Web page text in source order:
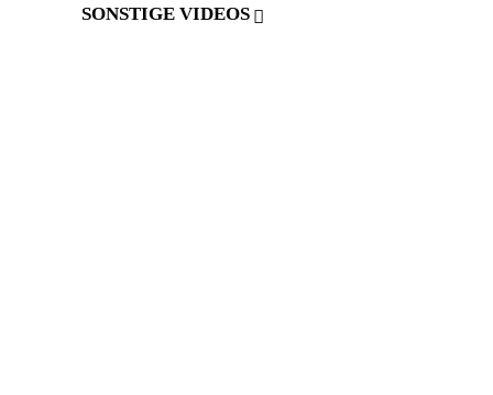
SONSTIGE VIDEOS